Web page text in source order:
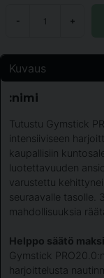
- +
Kuvaus
:nimi
Tutustu Gymstick
intensiiviseen
kaupallisiin
luotettavuuden
varustettu
seuraavalle tasolle.
mahdollisuuksia
Helppo säätö
Gymstick
harjoittelusta